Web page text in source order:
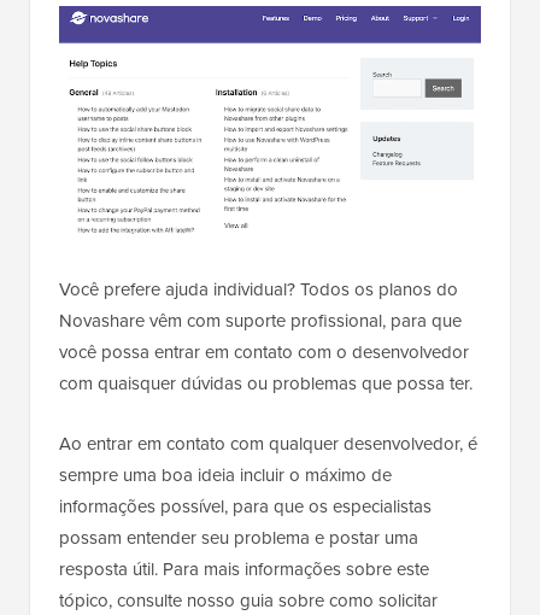
Você prefere ajuda individual? Todos os planos do
Novashare vêm com suporte profissional, para que
você possa entrar em contato com o desenvolvedor
com quaisquer dúvidas ou problemas que possa ter.
Ao entrar em contato com qualquer desenvolvedor, é
sempre uma boa ideia incluir o máximo de
informações possível, para que os especialistas
possam entender seu problema e postar uma
resposta útil. Para mais informações sobre este
tópico, consulte nosso guia sobre como solicitar